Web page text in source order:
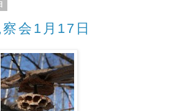
会1月17日